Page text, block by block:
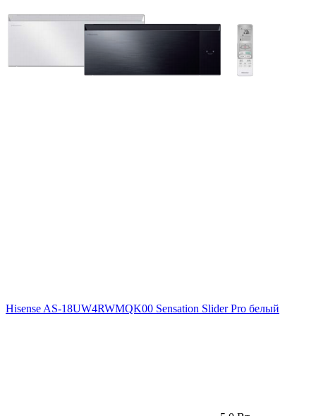
Hisense AS-18UW4RWMQK00 Sensation Slider Pro белый